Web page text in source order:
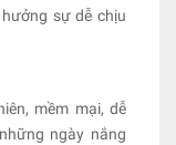
sự dễ chịu
mềm mại, dễ
ngày nắng